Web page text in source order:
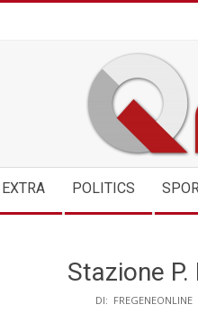
EXTRA POLITICS
Stazione
DI: FREGENEONLINE